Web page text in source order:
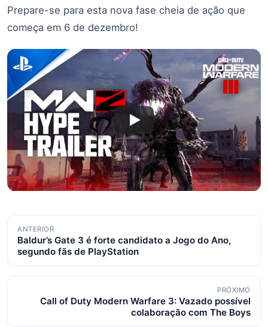
Prepare-se para esta nova fase cheia de ação que
começa em 6 de dezembro!
Navegação
de
posts
ANTERIOR
Baldur’s Gate 3 é forte candidato a Jogo do Ano,
segundo fãs de PlayStation
PRÓXIMO
Call of Duty Modern Warfare 3: Vazado possível
colaboração com The Boys